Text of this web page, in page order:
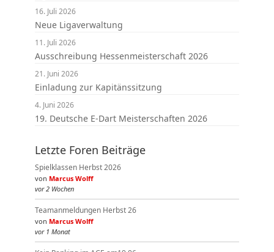
Neue Ligaverwaltung
16. Juli 2026
Ausschreibung Hessenmeisterschaft 2026
11. Juli 2026
Einladung zur Kapitänssitzung
21. Juni 2026
19. Deutsche E-Dart Meisterschaften 2026
4. Juni 2026
Letzte Foren Beiträge
Spielklassen Herbst 2026
von Marcus Wolff
vor 2 Wochen
Teamanmeldungen Herbst 26
von Marcus Wolff
vor 1 Monat